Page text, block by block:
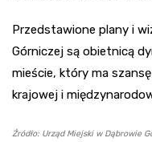
Przedstawione plany i
Górniczej są obietnicą
mieście, który ma
krajowej i
Źródło: Urząd Miejski w Dąbrowie